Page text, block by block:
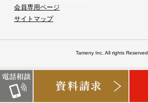
会員専用ページ
サイトマップ
Tameny Inc. All rights Reserved.